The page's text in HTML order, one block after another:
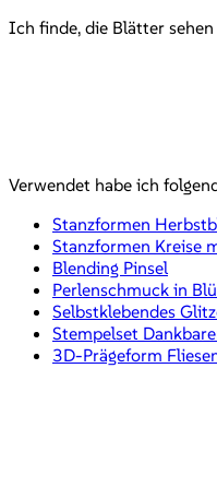
Ich finde, die Blätter
Verwendet habe ich
Stanzformen
Stanzformen Kreise
Blending Pinsel
Perlenschmuck in
Selbstklebendes
Stempelset
3D-Prägeform